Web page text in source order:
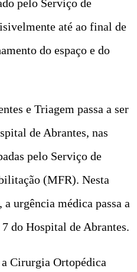
pelo Serviço de
até ao final de
do espaço e do
e Triagem passa a ser
de Abrantes, nas
pelo Serviço de
(MFR). Nesta
urgência médica passa a
do Hospital de Abrantes.
Cirurgia Ortopédica